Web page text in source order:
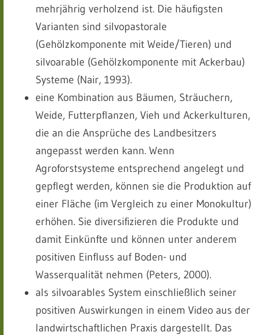
mehrjährig verholzend ist. Die häufigsten
Varianten sind silvopastorale
(Gehölzkomponente mit Weide/Tieren) und
silvoarable (Gehölzkomponente mit Ackerbau)
Systeme (Nair, 1993).
eine Kombination aus Bäumen, Sträuchern,
Weide, Futterpflanzen, Vieh und Ackerkulturen,
die an die Ansprüche des Landbesitzers
angepasst werden kann. Wenn
Agroforstsysteme entsprechend angelegt und
gepflegt werden, können sie die Produktion auf
einer Fläche (im Vergleich zu einer Monokultur)
erhöhen. Sie diversifizieren die Produkte und
damit Einkünfte und können unter anderem
positiven Einfluss auf Boden- und
Wasserqualität nehmen (Peters, 2000).
als silvoarables System einschließlich seiner
positiven Auswirkungen in einem Video aus der
landwirtschaftlichen Praxis dargestellt. Das